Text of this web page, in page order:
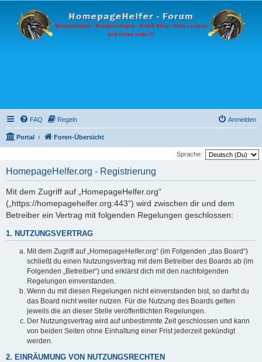
FAQ Regeln Anmelden
Portal Foren-Übersicht
Sprache:
HomepageHelfer.org - Registrierung
Mit dem Zugriff auf „HomepageHelfer.org“
(„https://homepagehelfer.org:443“) wird zwischen dir und dem
Betreiber ein Vertrag mit folgenden Regelungen geschlossen:
1. NUTZUNGSVERTRAG
Mit dem Zugriff auf „HomepageHelfer.org“ (im Folgenden „das Board“)
schließt du einen Nutzungsvertrag mit dem Betreiber des Boards ab (im
Folgenden „Betreiber“) und erklärst dich mit den nachfolgenden
Regelungen einverstanden.
Wenn du mit diesen Regelungen nicht einverstanden bist, so darfst du
das Board nicht weiter nutzen. Für die Nutzung des Boards gelten
jeweils die an dieser Stelle veröffentlichten Regelungen.
Der Nutzungsvertrag wird auf unbestimmte Zeit geschlossen und kann
von beiden Seiten ohne Einhaltung einer Frist jederzeit gekündigt
werden.
2. EINRÄUMUNG VON NUTZUNGSRECHTEN